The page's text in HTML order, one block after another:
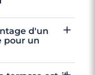
d'un
pour un